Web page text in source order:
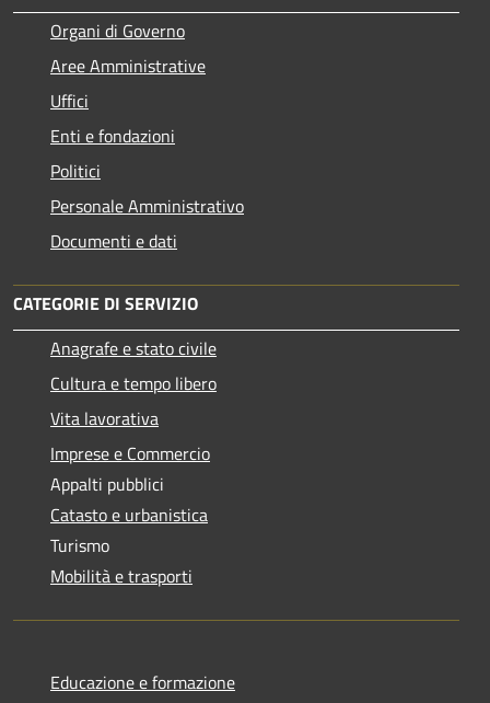
Organi di Governo
Aree Amministrative
Uffici
Enti e fondazioni
Politici
Personale Amministrativo
Documenti e dati
CATEGORIE DI SERVIZIO
Anagrafe e stato civile
Cultura e tempo libero
Vita lavorativa
Imprese e Commercio
Appalti pubblici
Catasto e urbanistica
Turismo
Mobilità e trasporti
Educazione e formazione